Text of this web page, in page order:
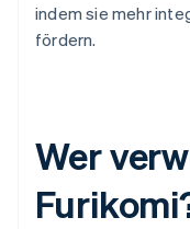
indem sie mehr
fördern.
Wer